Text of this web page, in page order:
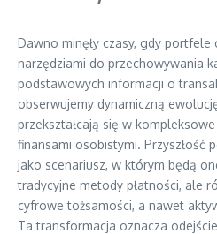
Dawno minęły czasy, gdy portfele
narzędziami do przechowywania
podstawowych informacji o
obserwujemy dynamiczną
przekształcają się w
finansami osobistymi. Przyszłość
jako scenariusz, w którym będą
tradycyjne metody płatności, ale
cyfrowe tożsamości, a nawet
Ta transformacja oznacza